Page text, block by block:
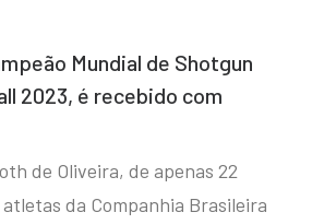
Mundial de Shotgun
2023, é recebido com
de Oliveira, de apenas 22
da Companhia Brasileira